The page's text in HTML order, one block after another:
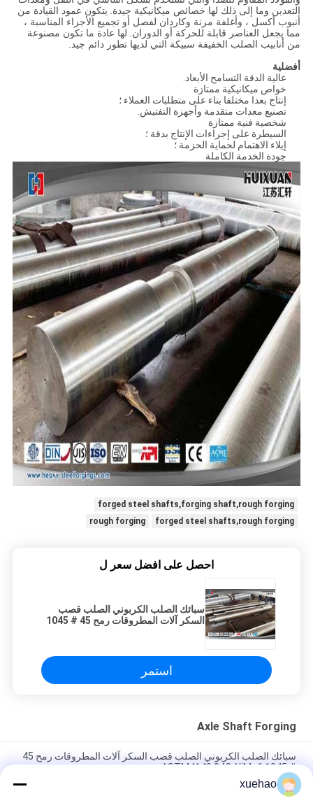
التعدين وما إلى ذلك لها خصائص ميكانيكية جيدة. يتكون عمود القيادة من
أنبوب أكسل ، وأغلفة مرنة وكاردان لفصل أو تجميع الأجزاء المناسبة ،
مما يجعل العناصر قابلة للحركة أو الدوران. لها عادة ما تكون مصنوعة
من أنابيب الصلب الخفيفة سبيكة التي لديها تطور دائم جيد.
أفضلية
عالية الدقة التسامح الأبعاد.
خواص ميكانيكية ممتازة
إنتاج بعدا مختلفا بناء على متطلبات العملاء ؛
تصنيع معدات متقدمة وأجهزة التفتيش.
شخصية فنية ممتازة
السيطرة على إجراءات الإنتاج بدقة ؛
إيلاء الاهتمام لحماية الحزمة ؛
جودة الخدمة الكاملة
forged steel shafts,forging shaft,rough forging
forged steel shafts,rough forging
rough forging
احصل على افضل سعر ل
سبائك الصلب الكربوني الصلب قصب
السكر آلات المطروقات رمح 45 # 1045
استمر
Axle Shaft Forging
سبائك الصلب الكربوني الصلب قصب السكر آلات المطروقات رمح 45
# 1045 ASTM4140 34CrNiMo6
xuehao